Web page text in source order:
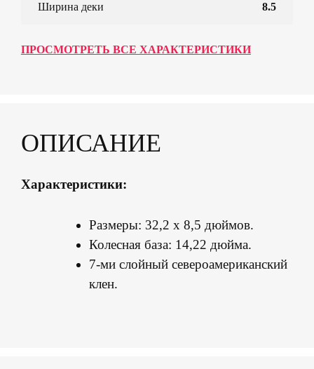
Ширина деки 8.5
ПРОСМОТРЕТЬ ВСЕ ХАРАКТЕРИСТИКИ
ОПИСАНИЕ
Характеристики:
Размеры: 32,2 х 8,5 дюймов.
Колесная база: 14,22 дюйма.
7-ми слойный североамериканский
клен.